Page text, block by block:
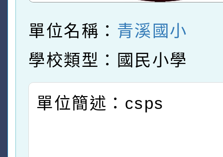
單位名稱： 青溪國小
學校類型：國民小學
單位簡述：csps